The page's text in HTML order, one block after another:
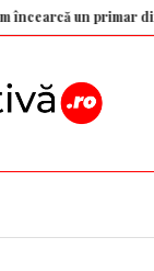
din Franța să țină